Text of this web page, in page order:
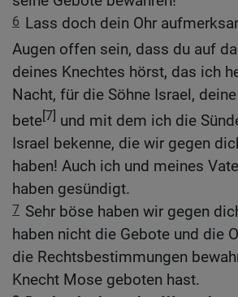
6 Lass doch dein Ohr
Augen offen sein, dass du auf
deines Knechtes hörst, das ich
Nacht, für die Söhne Israel,
bete[7] und mit dem ich die
Israel bekenne, die wir gegen
haben! Auch ich und meines
haben gesündigt.
7 Sehr böse haben wir gegen
haben nicht die Gebote und die
die Rechtsbestimmungen
Knecht Mose geboten hast.